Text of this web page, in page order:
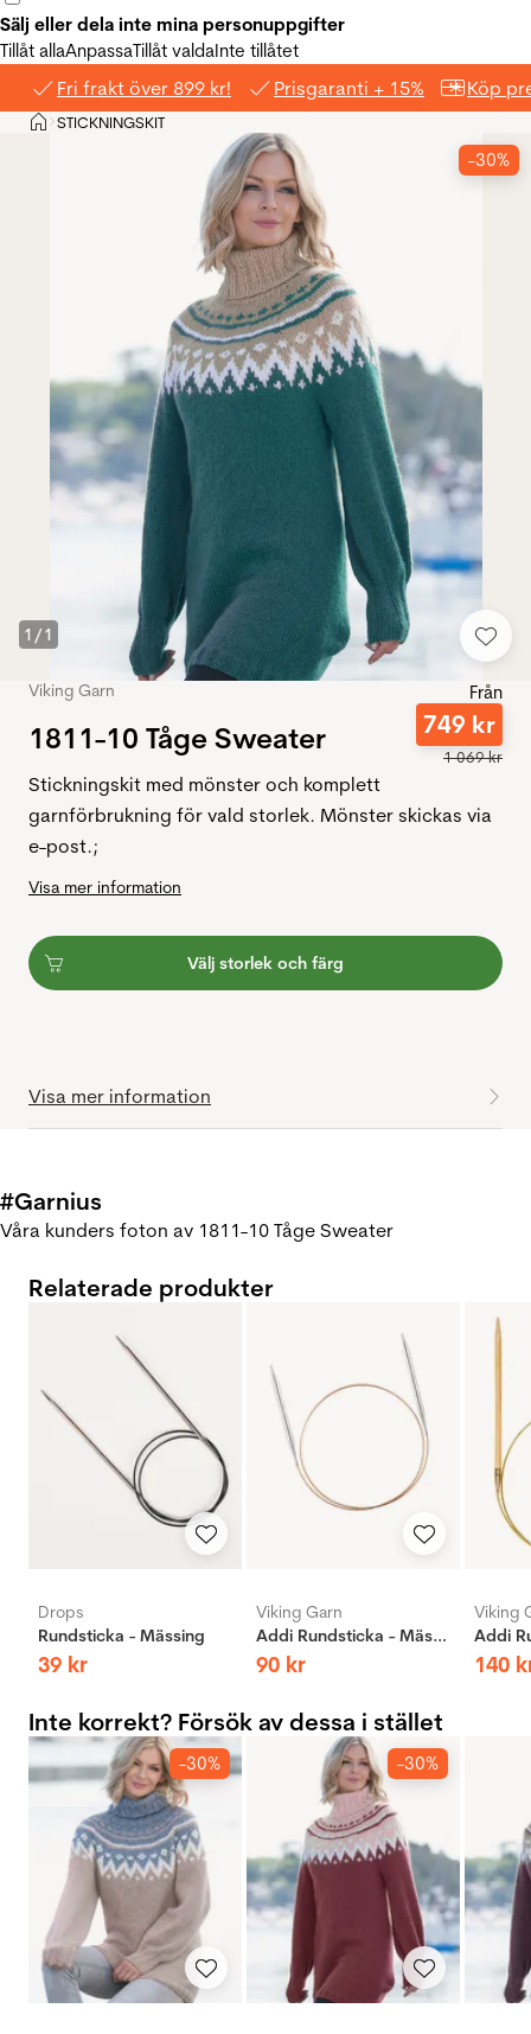
Sälj eller dela inte mina personuppgifter
Tillåt allaAnpassaTillåt valdaInte tillåtet
Fri frakt över 899 kr! Prisgaranti + 15% Köp
Hem
>STICKNINGSKIT
1 /1
-30%
Viking Garn
1811-10 Tåge Sweater
Från
749 kr
1069kr
Stickningskit med mönster och komplett
garnförbrukning för vald storlek. Mönster skickas via
e-post.;
Visa mer information
Välj storlek och färg
Visa mer information
#Garnius
Våra kunders foton av 1811-10 Tåge Sweater
Relaterade produkter
Drops
Rundsticka - Mässing
39 kr
Viking Garn
Addi Rundsticka - Mässing
90 kr
Viking
140
Inte korrekt? Försök av dessa i stället
-30% -30%